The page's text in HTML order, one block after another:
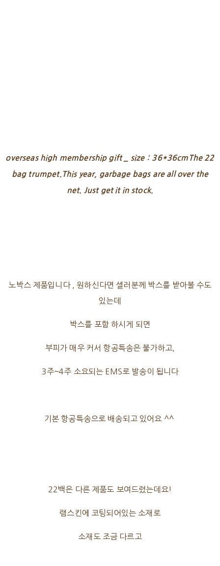
overseas high membership gift _ size：36*36cmThe 22
bag trumpet.This year, garbage bags are all over the
net. Just get it in stock.
노박스 제품입니다 , 원하신다면 셀러분께 박스를 받아볼 수도
있는데
박스를 포함 하시게 되면
부피가 매우 커서 항공특송은 불가하고,
3주~4주 소요되는 EMS로 발송이 됩니다
기본 항공특송으로 배송되고 있어요 ^^
22백은 다른 제품도 보여드렸는데요!
램스킨에 코팅되어있는 소재로
소재도 조금 다르고